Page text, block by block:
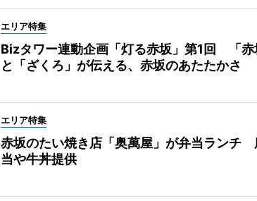
エリア特集
Bizタワー連動企画「灯る赤坂」第1回 「赤
と「ざくろ」が伝える、赤坂のあたたかさ
エリア特集
赤坂のたい焼き店「奥萬屋」が弁当ランチ
当や牛丼提供